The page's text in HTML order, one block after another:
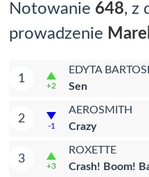
Notowanie 648, z
prowadzenie
1
+2
EDYTA
Sen
2
-1
AEROSMITH
Crazy
3
+3
ROXETTE
Crash! Boom!